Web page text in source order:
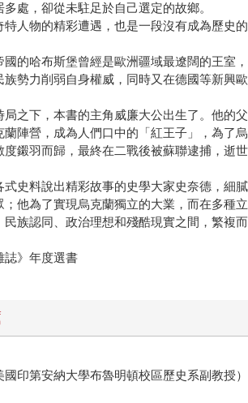
處，卻從未駐足於自己選定的故鄉。
特人物的精彩遭遇，也是一段沒有成為歷史的
國的哈布斯堡曾經是歐洲疆域最遼闊的王室
族勢力削弱自身權威，同時又在德國等新興
局之下，本書的主角威廉大公出生了。他的
蘭陣營，成為人們口中的「紅王子」，為了
度鎩羽而歸，最終在二戰後被蘇聯逮捕，逝
式史料說出精彩故事的史學大家史奈德，細
；他為了實現烏克蘭獨立的大業，而在多種
民族認同、政治理想和殘酷現實之間，繁複
》年度選書
國印第安納大學布魯明頓校區歷史系副教授）